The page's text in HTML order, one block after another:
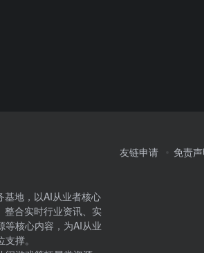
基地，以AI从业者核心
整合实时行业资讯、实
等核心内容，为AI从业
撑。
友链申请 免责